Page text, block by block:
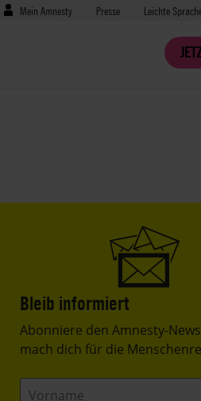
Benutzermenü
Mein Amnesty Presse
Presse Leichte
Bleib informiert
Header
Text
Abonniere den Amnesty-
mach dich für die
Vorname